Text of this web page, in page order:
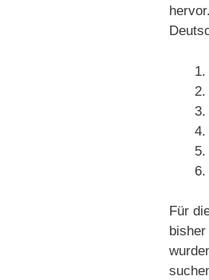
Für